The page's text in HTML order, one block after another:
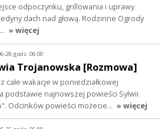
odpoczynku, grillowania i uprawy
dach nad głową. Rodzinne Ogrody
» więcej
29, godz. 06:00
Trojanowska [Rozmowa]
całe wakacje w poniedziałkowej
podstawie najnowszej powieści Sylwii
Odcinków powieści możecie… » więcej